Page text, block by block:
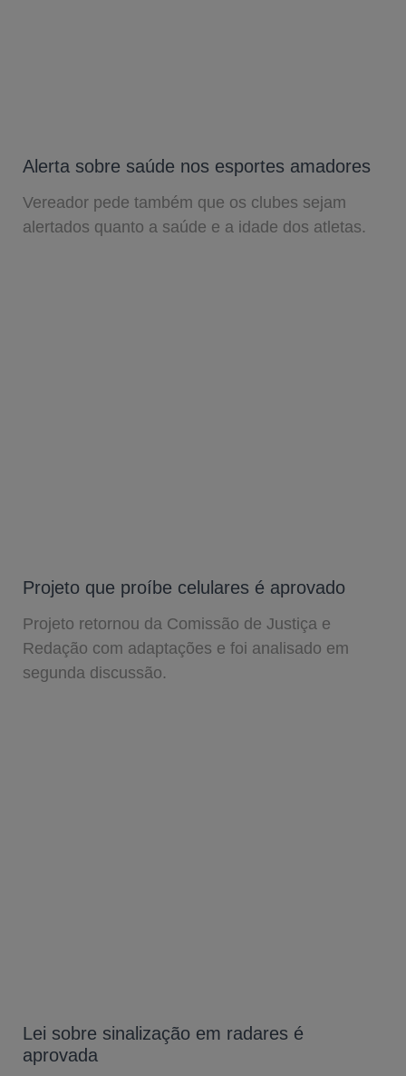
Alerta sobre saúde nos esportes amadores
Vereador pede também que os clubes sejam
alertados quanto a saúde e a idade dos atletas.
Projeto que proíbe celulares é aprovado
Projeto retornou da Comissão de Justiça e
Redação com adaptações e foi analisado em
segunda discussão.
Lei sobre sinalização em radares é
aprovada